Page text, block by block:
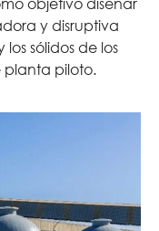
y disruptiva
sólidos de los
planta piloto.